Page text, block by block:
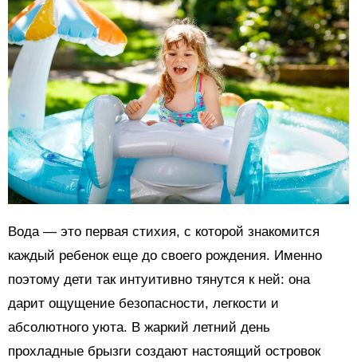
Вода — это первая стихия, с которой знакомится
каждый ребенок еще до своего рождения. Именно
поэтому дети так интуитивно тянутся к ней: она
дарит ощущение безопасности, легкости и
абсолютного уюта. В жаркий летний день
прохладные брызги создают настоящий островок